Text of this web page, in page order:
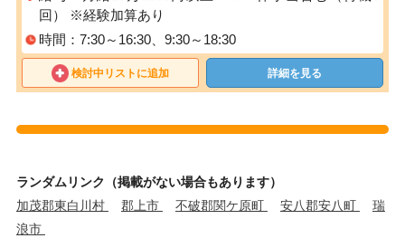
回） ※経験加算あり
時間：7:30～16:30、9:30～18:30
検討中リストに追加 詳細を見る
ランダムリンク（掲載がない場合もあります）
加茂郡東白川村
郡上市 不破郡関ケ原町 安八郡安八町
瑞
浪市